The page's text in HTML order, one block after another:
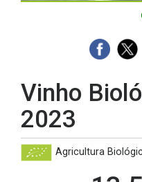
Vinho
2023
Agricultura